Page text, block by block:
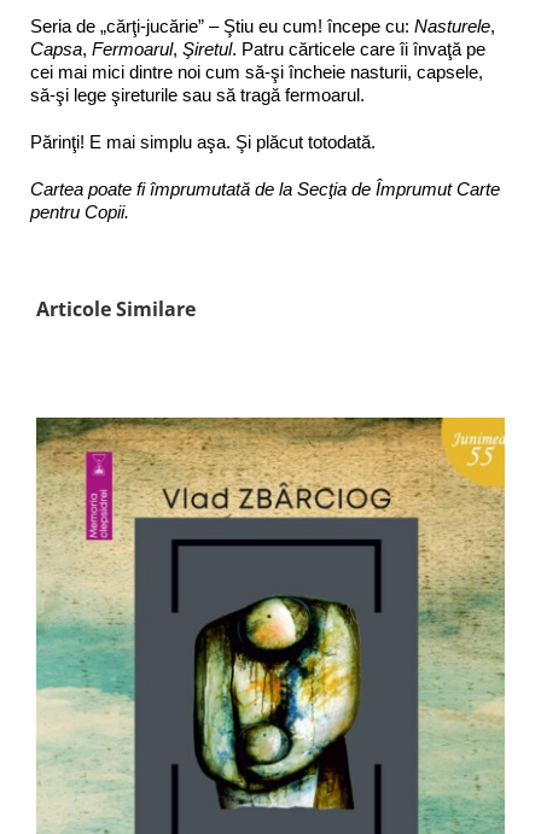
Seria de „cărţi-jucărie” – Ştiu eu cum! începe cu: Nasturele,
Capsa, Fermoarul, Şiretul. Patru cărticele care îi învaţă pe
cei mai mici dintre noi cum să-şi încheie nasturii, capsele,
să-şi lege şireturile sau să tragă fermoarul.
Părinţi! E mai simplu aşa. Şi plăcut totodată.
Cartea poate fi împrumutată de la Secţia de Împrumut Carte
pentru Copii.
Articole Similare